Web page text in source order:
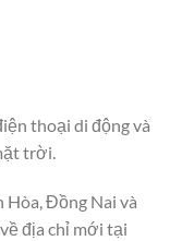
thoại di động và
trời.
Đồng Nai và
địa chỉ mới tại